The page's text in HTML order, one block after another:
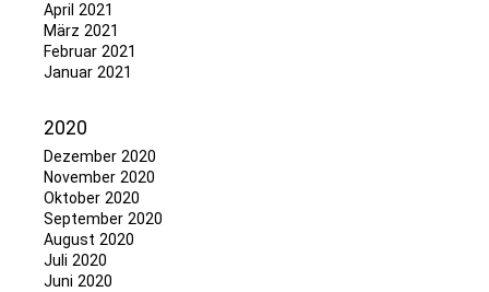
April 2021
März 2021
Februar 2021
Januar 2021
2020
Dezember 2020
November 2020
Oktober 2020
September 2020
August 2020
Juli 2020
Juni 2020